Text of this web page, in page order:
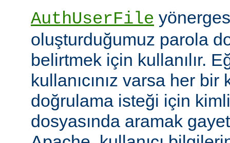
AuthUserFile
oluşturduğumuz parola
belirtmek için kullanılır.
kullanıcınız varsa her bir
doğrulama isteği için
dosyasında aramak